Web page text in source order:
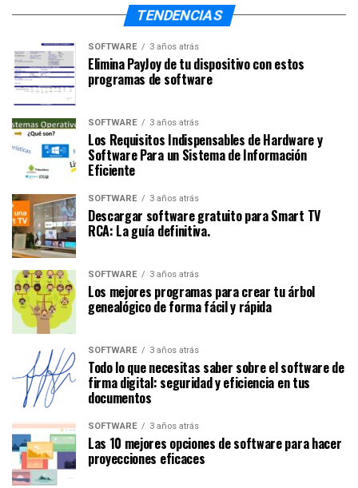
TENDENCIAS
SOFTWARE 3 años atrás
Elimina PayJoy de tu dispositivo con estos
programas de software
SOFTWARE 3 años atrás
Los Requisitos Indispensables de Hardware y
Software Para un Sistema de Información
Eficiente
SOFTWARE 3 años atrás
Descargar software gratuito para Smart TV
RCA: La guía definitiva.
SOFTWARE 3 años atrás
Los mejores programas para crear tu árbol
genealógico de forma fácil y rápida
SOFTWARE 3 años atrás
Todo lo que necesitas saber sobre el software de
firma digital: seguridad y eficiencia en tus
documentos
SOFTWARE 3 años atrás
Las 10 mejores opciones de software para hacer
proyecciones eficaces